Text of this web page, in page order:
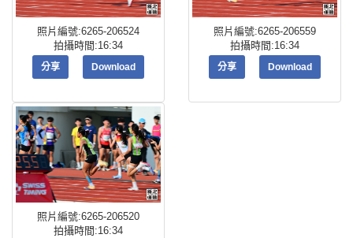
照片編號:6265-206524
拍攝時間:16:34
分享 Download
照片編號:6265-206559
拍攝時間:16:34
分享 Download
照片編號:6265-206520
拍攝時間:16:34